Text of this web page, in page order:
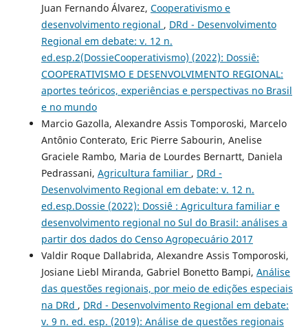
Juan Fernando Álvarez, Cooperativismo e
desenvolvimento regional , DRd - Desenvolvimento
Regional em debate: v. 12 n.
ed.esp.2(DossieCooperativismo) (2022): Dossiê:
COOPERATIVISMO E DESENVOLVIMENTO REGIONAL:
aportes teóricos, experiências e perspectivas no Brasil
e no mundo
Marcio Gazolla, Alexandre Assis Tomporoski, Marcelo
Antônio Conterato, Eric Pierre Sabourin, Anelise
Graciele Rambo, Maria de Lourdes Bernartt, Daniela
Pedrassani, Agricultura familiar , DRd -
Desenvolvimento Regional em debate: v. 12 n.
ed.esp.Dossie (2022): Dossiê : Agricultura familiar e
desenvolvimento regional no Sul do Brasil: análises a
partir dos dados do Censo Agropecuário 2017
Valdir Roque Dallabrida, Alexandre Assis Tomporoski,
Josiane Liebl Miranda, Gabriel Bonetto Bampi, Análise
das questões regionais, por meio de edições especiais
na DRd , DRd - Desenvolvimento Regional em debate:
v. 9 n. ed. esp. (2019): Análise de questões regionais